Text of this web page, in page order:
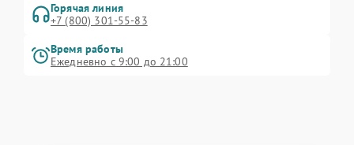
Горячая линия
+7 (800) 301-55-83
Время работы
Ежедневно с 9:00 до 21:00